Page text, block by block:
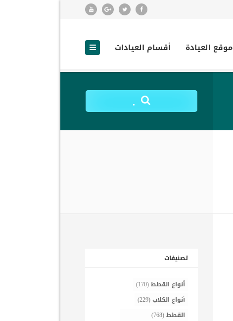
موقع العيادة أقسام العيادات
.
تصنيفات
أنواع القطط(170)
أنواع الكلاب(229)
القطط(768)